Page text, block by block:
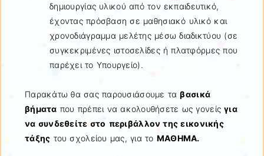
δημιουργίας υλικού από τον εκπαιδευτικό,
έχοντας πρόσβαση σε μαθησιακό υλικό και
χρονοδιάγραμμα μελέτης μέσω διαδικτύου (σε
συγκεκριμένες ιστοσελίδες ή πλατφόρμες που
παρέχει το Υπουργείο).
Παρακάτω θα σας παρουσιάσουμε ταβασικά
βήματα που πρέπει να ακολουθήσετε ως γονείςγια
να συνδεθείτε στο περιβάλλον της εικονικής
τάξης του σχολείου μας, για το ΜΑΘΗΜΑ.